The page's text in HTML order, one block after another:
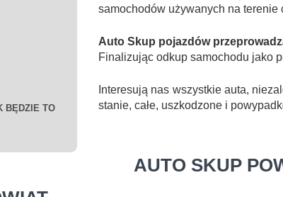
BĘDZIE TO
samochodów używanych na terenie
Auto Skup pojazdów
Finalizując odkup samochodu jako
Interesują nas wszystkie auta,
stanie, całe, uszkodzone i
AUTO SKUP